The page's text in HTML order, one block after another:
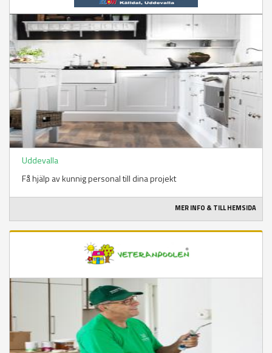
Uddevalla
Få hjälp av kunnig personal till dina projekt
MER INFO & TILL HEMSIDA